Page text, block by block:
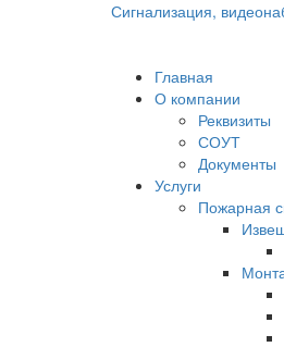
Сигнализация,
Главная
О компании
Реквизиты
СОУТ
Документы
Услуги
Пожарная